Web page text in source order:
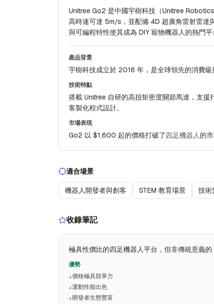
Unitree Go2 是中國宇樹科技（Unitree
高時速可達 5m/s，並配備 4D 超廣角雷射雷達
與可編程特性使其成為 DIY 寵物機器人的熱門平
產品背景
宇樹科技成立於 2016 年，是全球領先的消費級
技術特點
搭載 Unitree 自研的高扭矩密度關節馬達，支
客製化程式設計。
市場表現
Go2 以 $1,600 起的價格打破了四足機器人的
適合場景
機器人開發者與創客 STEM 教育場景 技術
收錄筆記
極具性價比的四足機器人平台，但非傳統意義的
優勢
+價格極具競爭力
+運動性能出色
+開發者生態豐富